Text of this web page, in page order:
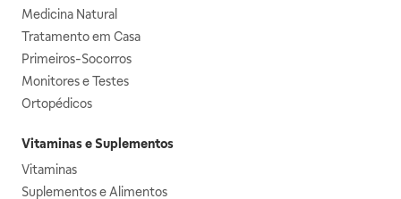
Medicina Natural
Tratamento em Casa
Primeiros-Socorros
Monitores e Testes
Ortopédicos
Vitaminas e Suplementos
Vitaminas
Suplementos e Alimentos